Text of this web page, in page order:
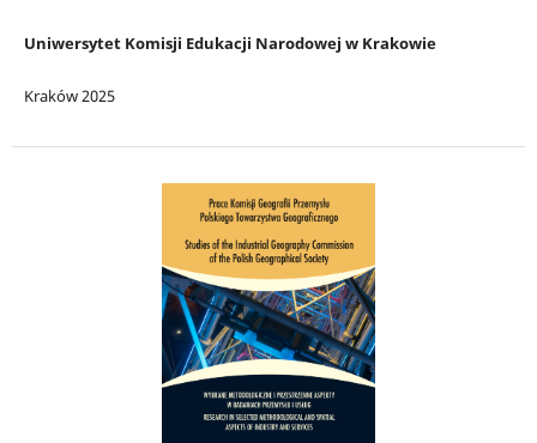
Uniwersytet Komisji Edukacji Narodowej w Krakowie
Kraków 2025